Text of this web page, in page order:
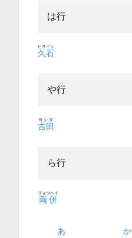
は行
久石
ヒサイシ
や行
吉田
ヨシダ
ら行
両併
リョウヘイ
あ か